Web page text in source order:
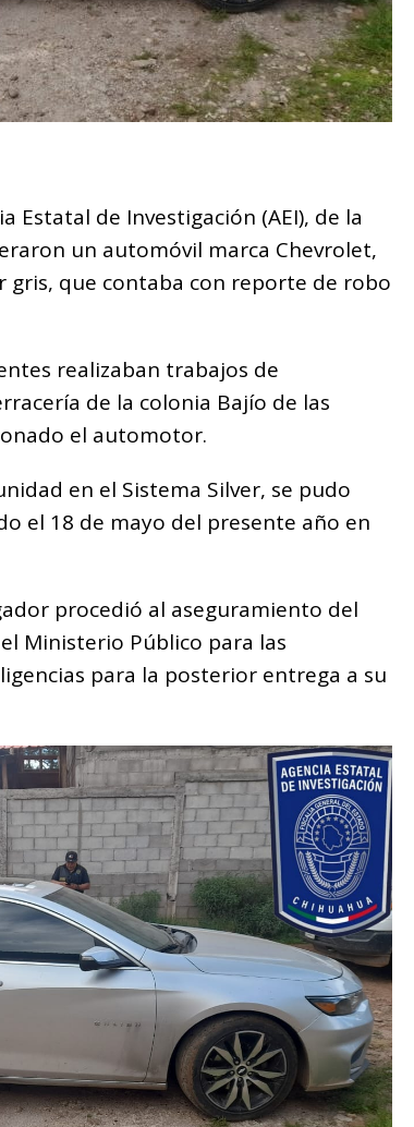
Estatal de Investigación (AEI), de la
un automóvil marca Chevrolet,
gris, que contaba con reporte de robo
realizaban trabajos de
de la colonia Bajío de las
el automotor.
en el Sistema Silver, se pudo
el 18 de mayo del presente año en
procedió al aseguramiento del
Ministerio Público para las
para la posterior entrega a su